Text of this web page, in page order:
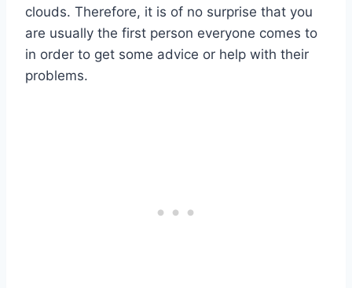
clouds. Therefore, it is of no surprise that you
are usually the first person everyone comes to
in order to get some advice or help with their
problems.